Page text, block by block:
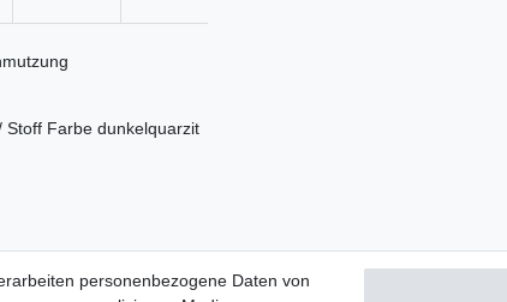
Farbe dunkelquarzit
personenbezogene Daten von